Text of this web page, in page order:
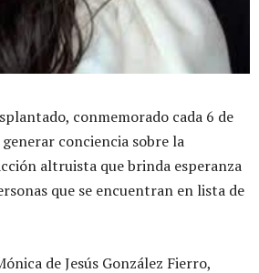
conmemorado cada 6 de
conciencia sobre la
altruista que brinda esperanza
que se encuentran en lista de
de Jesús González Fierro,